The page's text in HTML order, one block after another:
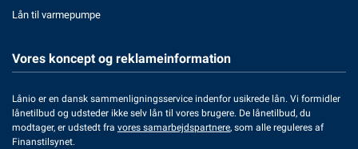
Lån til varmepumpe
Vores koncept og reklameinformation
Lånio er en dansk sammenligningsservice indenfor usikrede lån. Vi formidler
lånetilbud og udsteder ikke selv lån til vores brugere. De lånetilbud, du
modtager, er udstedt fra vores samarbejdspartnere, som alle reguleres af
Finanstilsynet.